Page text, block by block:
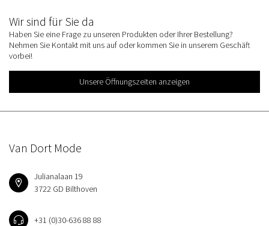
Wir sind für Sie da
Haben Sie eine Frage zu unseren Produkten oder Ihrer Bestellung?
Nehmen Sie Kontakt mit uns auf oder kommen Sie in unserem Geschäft
vorbei!
Unsere Öffnungszeiten anzeigen
Van Dort Mode
Julianalaan 19
3722 GD Bilthoven
+31 (0)30-636 88 88